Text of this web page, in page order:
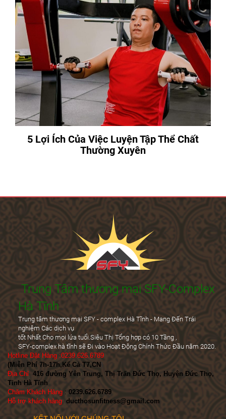
5 Lợi Ích Của Việc Luyện Tập Thể Chất
Thường Xuyên
Trung Tâm thương mại SFY-Complex
Hà Tĩnh
Trung tâm thương mại SFY - complex Hà Tĩnh - Mang Đến Trái
nghiệm Các dịch vụ
tốt Nhất Cho mọi lứa tuổi.Siêu Thị Tổng hợp có 10 Tầng ,
SFY-complex hà tĩnh sẽ Đi vào Hoạt Động Chính Thức Đầu năm 2020.
Hotline Đặt Hàng :0239.626.6789
(Miễn Phí 7h-17h,Kể Cả T7,CN
Địa Chỉ 416 đường Yên Trung, Thị Trấn Đức Thọ, Huyện Đức Thọ,
Tỉnh Hà Tĩnh
Chăm Khách Hàng : 0239.626.6789
Hỗ trợ khách hàng ducthosunfitness@gmail.com